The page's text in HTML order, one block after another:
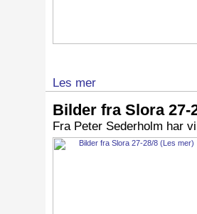
Les mer
Bilder fra Slora 27-
Fra Peter Sederholm har